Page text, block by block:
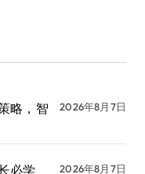
略，智
2026年8月7日
必学 2026年8月7日